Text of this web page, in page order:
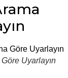
Uyarlayın